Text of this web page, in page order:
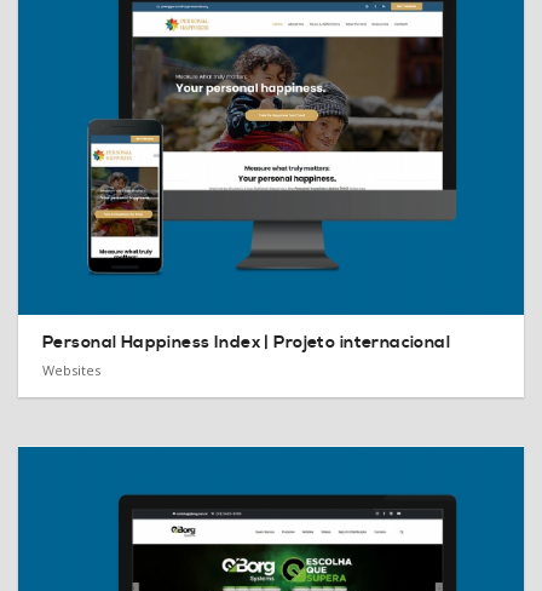
Personal Happiness Index |Projeto internacional
Websites